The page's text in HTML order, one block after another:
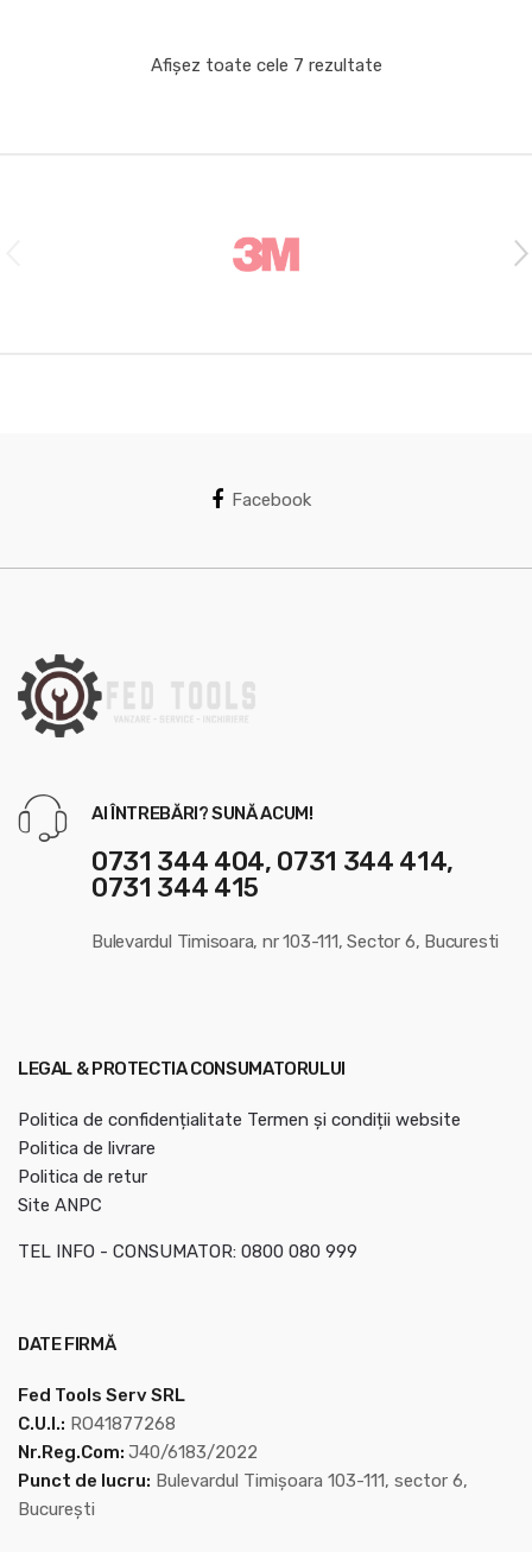
Afișez toate cele 7 rezultate
o
Facebook
AI ÎNTREBĂRI? SUNĂ ACUM!
0731 344 404, 0731 344 414,
0731 344 415
Bulevardul Timisoara, nr 103-111, Sector 6, Bucuresti
LEGAL & PROTECTIA CONSUMATORULUI
Politica de confidențialitate Termen și condiții website
Politica de livrare
Politica de retur
Site ANPC
TEL INFO - CONSUMATOR: 0800 080 999
DATE FIRMĂ
Fed Tools Serv SRL
C.U.I.: RO41877268
Nr.Reg.Com: J40/6183/2022
Punct de lucru: Bulevardul Timișoara 103-111, sector 6,
București